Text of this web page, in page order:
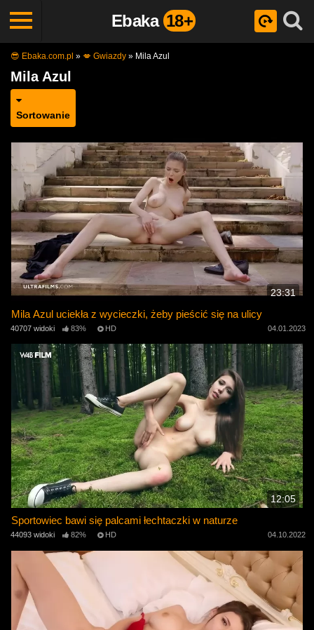
Ebaka 18+
😎 Ebaka.com.pl » 💋 Gwiazdy » Mila Azul
Mila Azul
Sortowanie
23:31
Mila Azul uciekła z wycieczki, żeby pieścić się na ulicy
40707 widoki 83% HD 04.01.2023
12:05
Sportowiec bawi się palcami łechtaczki w naturze
44093 widoki 82% HD 04.10.2022